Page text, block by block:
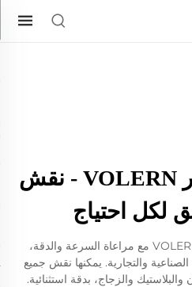
آلة النقش بالليزر VOLERN - نقش
لكل احتياج
تم تصميم آلة النقش بالليزر VOLERN مع مراعاة السرعة والدقة،
والتجارية. يمكنها نقش جميع
والبلاستيك والزجاج، بدقة استثنائية.